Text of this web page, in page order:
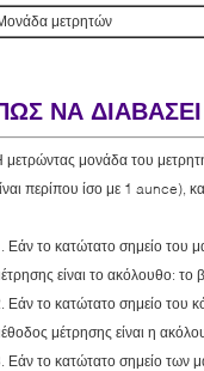
μετρητών
ΝΑ
μετρώντας μονάδα του
περίπου ίσο με 1 aunce),
Εάν το κατώτατο σημείο του
είναι το ακόλουθο:
Εάν το κατώτατο σημείο του
μέτρησης είναι η
Εάν το κατώτατο σημείο των